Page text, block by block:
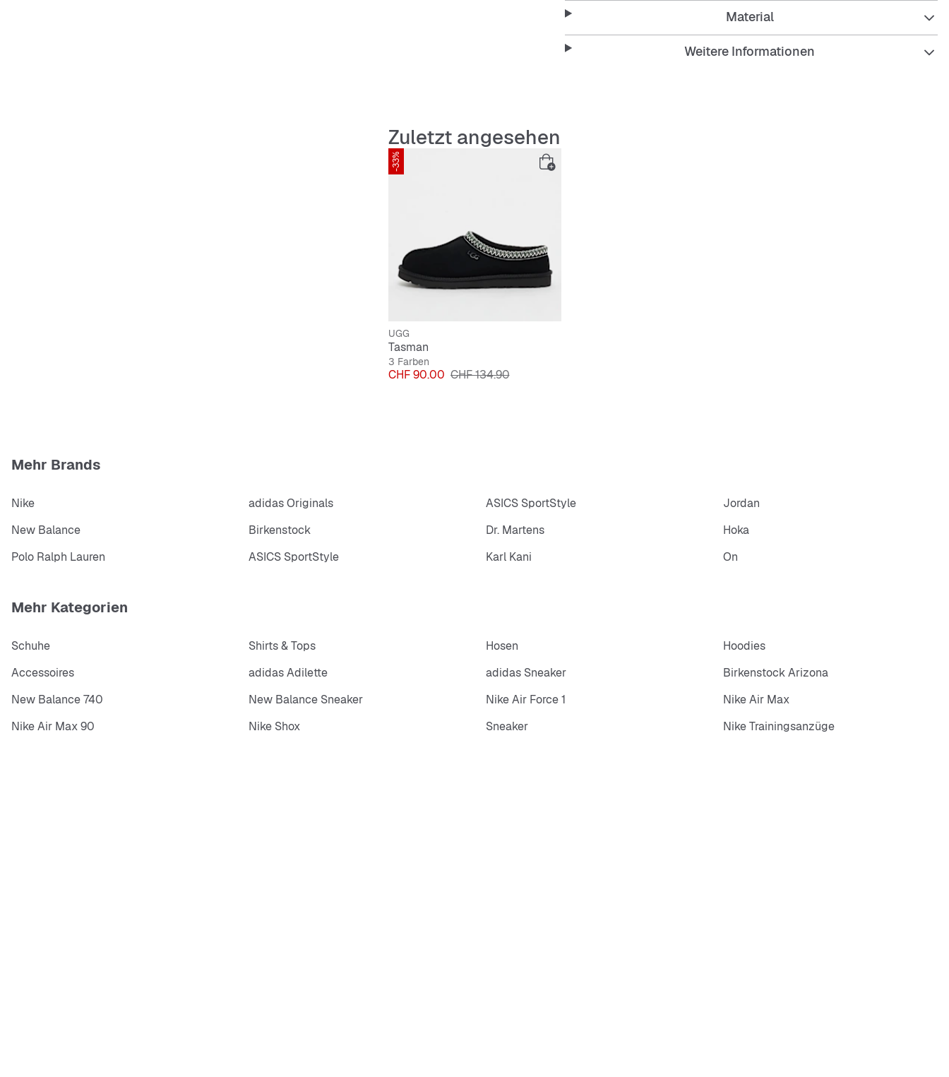
schwarzes Veloursleder-Upper
wärmendes Lammfellfutter
Material
Weitere Informationen
Zuletzt angesehen
-33%
UGG
Tasman
3 Farben
Preis
CHF 90.00 Originalpreis
CHF 134.90
Mehr Brands
Nike adidas Originals ASICS SportStyle
Jordan
New Balance
Birkenstock Dr. Martens
Hoka
Polo Ralph Lauren
ASICS SportStyle Karl Kani On
Mehr Kategorien
Schuhe Shirts & Tops Hosen
Hoodies
Accessoires
adidas Adilette adidas Sneaker
Birkenstock Arizona
New Balance 740
New Balance Sneaker Nike Air Force 1
Nike Air Max
Nike Air Max 90
Nike Shox Sneaker Nike Trainingsanzüge